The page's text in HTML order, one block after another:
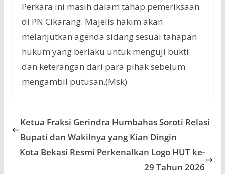
Perkara ini masih dalam tahap pemeriksaan
di PN Cikarang. Majelis hakim akan
melanjutkan agenda sidang sesuai tahapan
hukum yang berlaku untuk menguji bukti
dan keterangan dari para pihak sebelum
mengambil putusan.(Msk)
Ketua Fraksi Gerindra Humbahas Soroti Relasi
Bupati dan Wakilnya yang Kian Dingin
Kota Bekasi Resmi Perkenalkan Logo HUT ke-
29 Tahun 2026